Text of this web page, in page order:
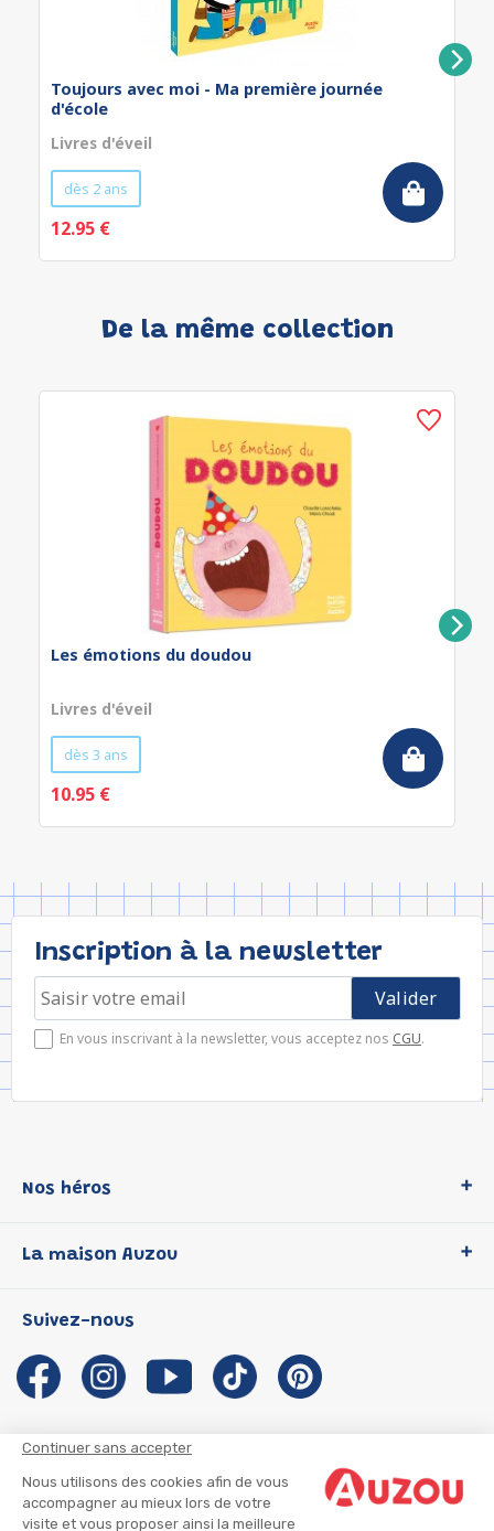
Continuer sans accepter
Nous utilisons des cookies afin de vous
accompagner au mieux lors de votre
visite et vous proposer ainsi la meilleure
Toujours avec moi - Ma première journée
d'école
Livres d'éveil
dès 2 ans
12.95 €
De la même collection
Les émotions du doudou
Livres d'éveil
dès 3 ans
10.95 €
Inscription à la newsletter
En vous inscrivant à la newsletter, vous acceptez nos CGU.
Nos héros
P'tit Loup
Les Influenceuses
Migali
Petite Taupe
La maison Auzou
Notre histoire
Auzou s'engage
Auteurs et illustrateurs Auzou
Suivre mon colis
Suivez-nous
CGU